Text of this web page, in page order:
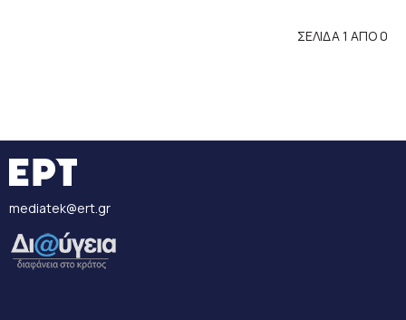
ΣΕΛΙΔΑ 1 ΑΠΟ 0
mediatek@ert.gr